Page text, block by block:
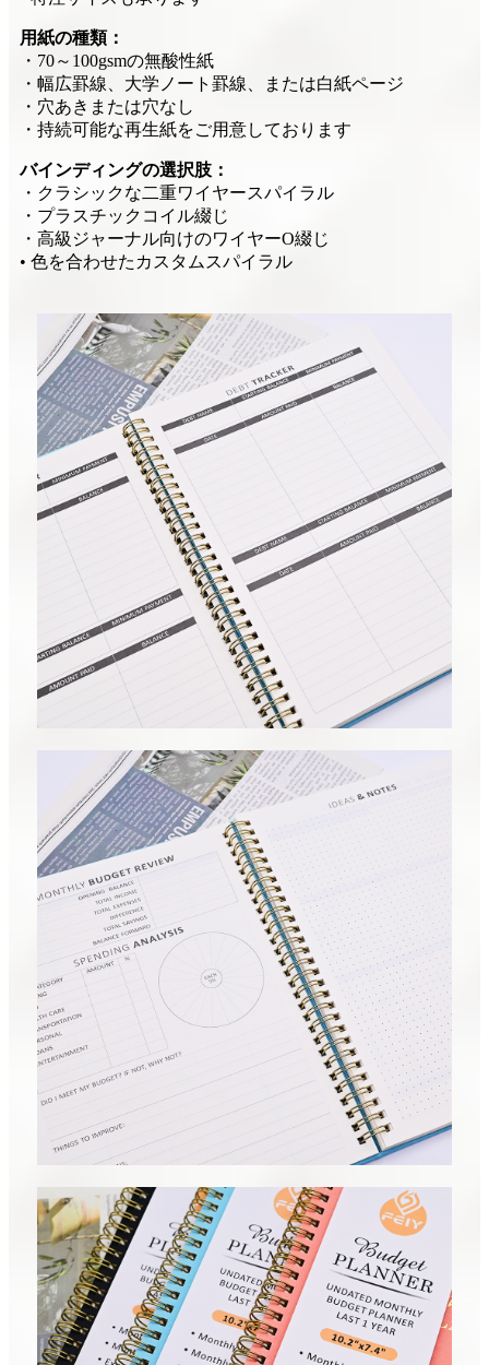
用紙の種類：
・70～100gsmの無酸性紙
・幅広罫線、大学ノート罫線、または白紙ページ
・穴あきまたは穴なし
・持続可能な再生紙をご用意しております
バインディングの選択肢：
・クラシックな二重ワイヤースパイラル
・プラスチックコイル綴じ
・高級ジャーナル向けのワイヤーO綴じ
• 色を合わせたカスタムスパイラル